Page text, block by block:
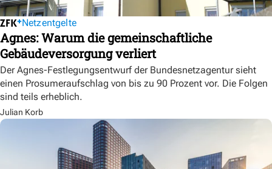
Netzentgelte
Agnes: Warum die gemeinschaftliche
Gebäudeversorgung verliert
Der Agnes-Festlegungsentwurf der Bundesnetzagentur sieht
einen Prosumeraufschlag von bis zu 90 Prozent vor. Die Folgen
sind teils erheblich.
Julian Korb